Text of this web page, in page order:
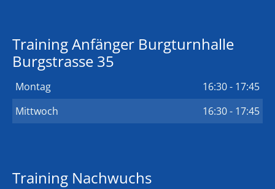
Training Anfänger Burgturnhalle
Burgstrasse 35
Montag
16:30 - 17:45
Mittwoch
16:30 - 17:45
Training Nachwuchs